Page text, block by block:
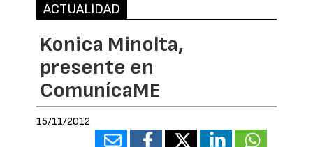
ACTUALIDAD
Konica Minolta,
presente en
ComunícaME
15/11/2012